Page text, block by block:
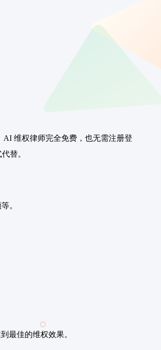
维权律师完全免费，也无需注册登
替。
。
最佳的维权效果。